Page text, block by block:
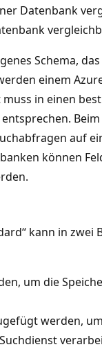
Datenbank
Schema,
einem
in einen
auf
können
kann in zwei
um die
werden,